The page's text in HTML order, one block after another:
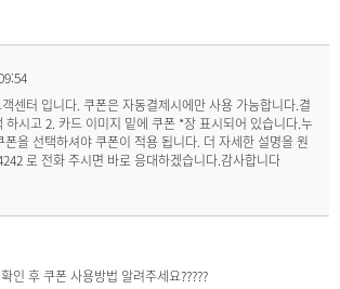
센터 입니다. 쿠폰은 자동결제시에만 사용 가능합니다.결
하시고 2. 카드 이미지 밑에 쿠폰 *장 표시되어 있습니다.누
을 선택하셔야 쿠폰이 적용 됩니다. 더 자세한 설명을 원
로 전화 주시면 바로 응대하겠습니다.감사합니다
인 후 쿠폰 사용방법 알려주세요?????